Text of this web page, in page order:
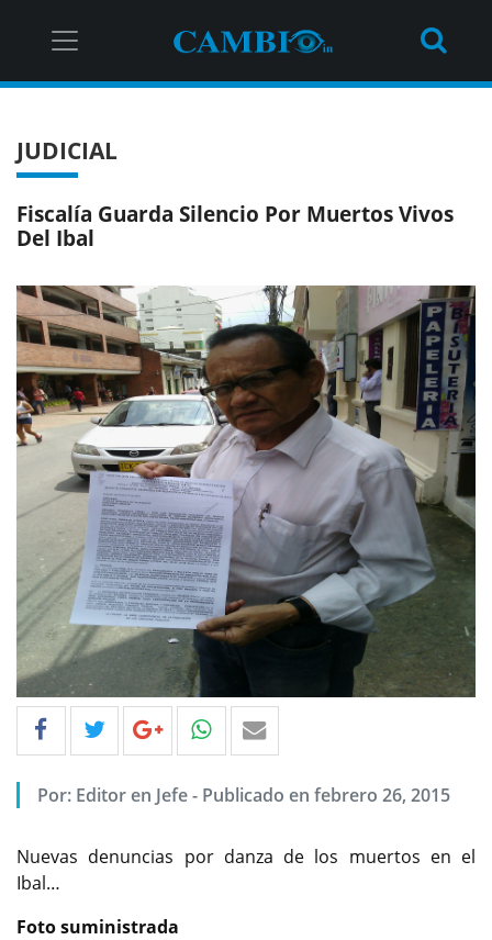
JUDICIAL
Fiscalía Guarda Silencio Por Muertos Vivos
Del Ibal
Por: Editor en Jefe - Publicado en febrero 26, 2015
Nuevas denuncias por danza de los muertos en el
Ibal…
Foto suministrada